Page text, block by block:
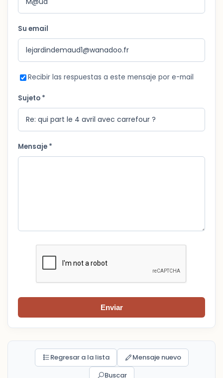
Su email
Recibir las respuestas a este mensaje por e-mail
Sujeto *
Mensaje *
Enviar
Regresar a la lista
Mensaje nuevo
Buscar